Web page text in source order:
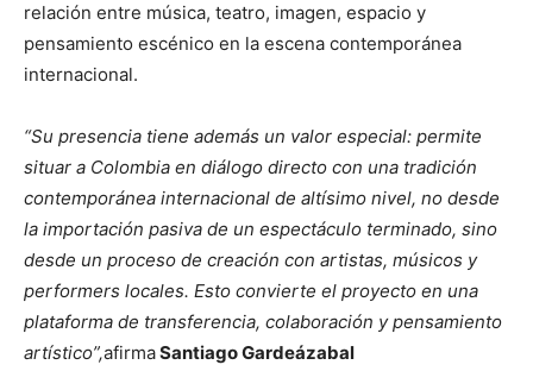
relación entre música, teatro, imagen, espacio y
pensamiento escénico en la escena contemporánea
internacional.
“Su presencia tiene además un valor especial: permite
situar a Colombia en diálogo directo con una tradición
contemporánea internacional de altísimo nivel, no desde
la importación pasiva de un espectáculo terminado, sino
desde un proceso de creación con artistas, músicos y
performers locales. Esto convierte el proyecto en una
plataforma de transferencia, colaboración y pensamiento
artístico”,afirmaSantiago Gardeázabal